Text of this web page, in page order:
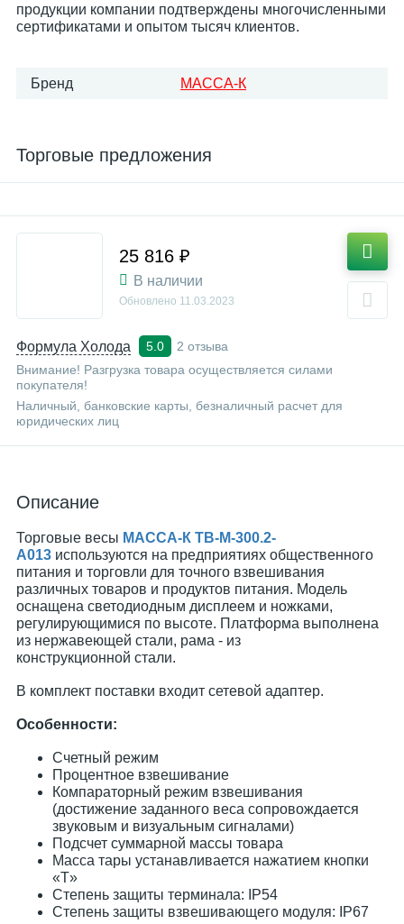
продукции компании подтверждены многочисленными
сертификатами и опытом тысяч клиентов.
Бренд МАССА-К
Торговые предложения
Формула Холода 5.0
2 отзыва
Внимание! Разгрузка товара осуществляется силами
покупателя!
Наличный, банковские карты, безналичный расчет для
юридических лиц
25 816 ₽
В наличии
Обновлено 11.03.2023
Описание
Торговые весы МАССА-К TB-M-300.2-
A013 используются на предприятиях общественного
питания и торговли для точного взвешивания
различных товаров и продуктов питания. Модель
оснащена светодиодным дисплеем и ножками,
регулирующимися по высоте. Платформа выполнена
из нержавеющей стали, рама - из
конструкционной стали.
В комплект поставки входит сетевой адаптер.
Особенности:
Счетный режим
Процентное взвешивание
Компараторный режим взвешивания
(достижение заданного веса сопровождается
звуковым и визуальным сигналами)
Подсчет суммарной массы товара
Масса тары устанавливается нажатием кнопки
«T»
Степень защиты терминала: IP54
Степень защиты взвешивающего модуля: IP67